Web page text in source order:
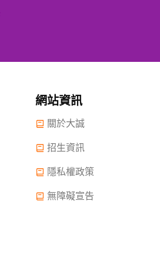
網站資訊
關於大誠
招生資訊
隱私權政策
無障礙宣告